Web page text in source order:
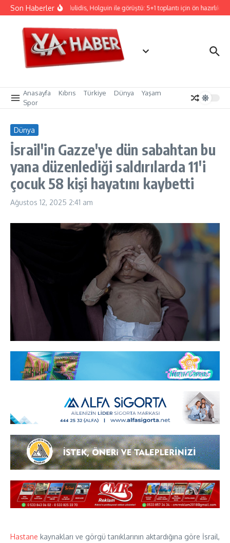
İçeriğe atla
Son HaberlerHristodulidis, Holguin ile görüştü: 5+1 toplantı için ön hazırlık
Anasayfa Kıbrıs Türkiye Dünya
Yaşam
Spor
Dünya
İsrail'in Gazze'ye dün sabahtan bu
yana düzenlediği saldırılarda 11'i
çocuk 58 kişi hayatını kaybetti
Ağustos 12, 2025 2:41 am
Hastane kaynakları ve görgü tanıklarının aktardığına göre İsrail,